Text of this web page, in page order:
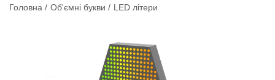
Головна Об'ємні букви LED літери